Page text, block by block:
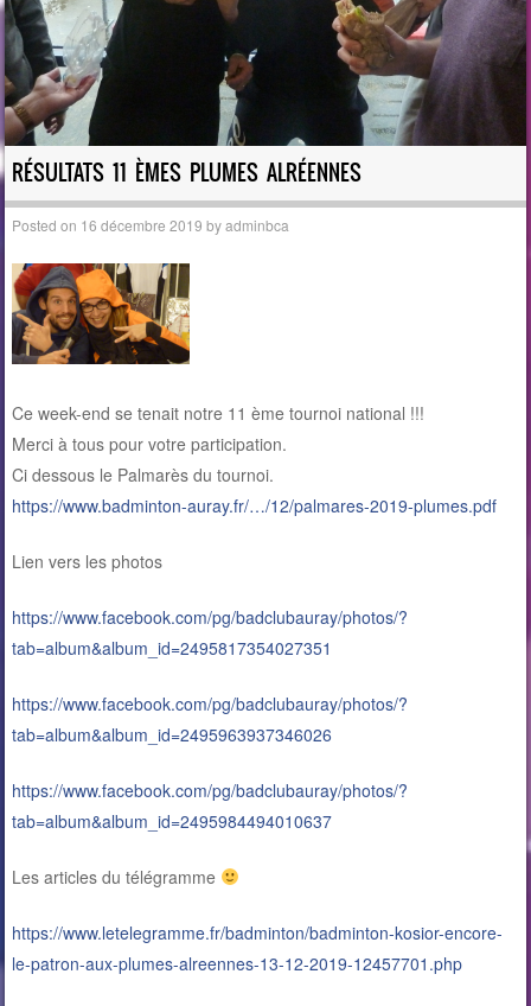
RÉSULTATS 11 ÈMES PLUMES ALRÉENNES
Posted on 16 décembre 2019 byadminbca
Ce week-end se tenait notre 11 ème tournoi national !!!
Merci à tous pour votre participation.
Ci dessous le Palmarès du tournoi.
https://www.badminton-auray.fr/…/12/palmares-2019-plumes.pdf
Lien vers les photos
https://www.facebook.com/pg/badclubauray/photos/?
tab=album&album_id=2495817354027351
https://www.facebook.com/pg/badclubauray/photos/?
tab=album&album_id=2495963937346026
https://www.facebook.com/pg/badclubauray/photos/?
tab=album&album_id=2495984494010637
Les articles du télégramme
https://www.letelegramme.fr/badminton/badminton-kosior-encore-
le-patron-aux-plumes-alreennes-13-12-2019-12457701.php